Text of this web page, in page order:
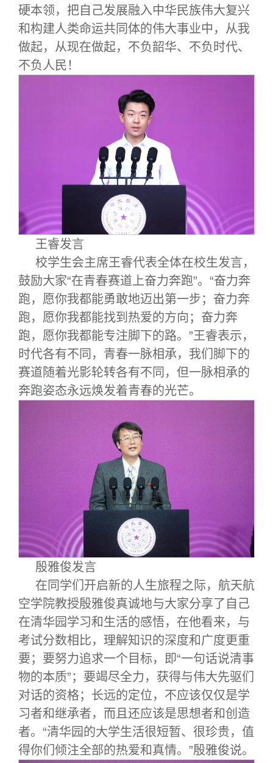
硬本领，把自己发展融入中华民族伟大复兴
和构建人类命运共同体的伟大事业中，从我
做起，从现在做起，不负韶华、不负时代、
不负人民！
王睿发言
校学生会主席王睿代表全体在校生发言，
鼓励大家“在青春赛道上奋力奔跑”。“奋力奔
跑，愿你我都能勇敢地迈出第一步；奋力奔
跑，愿你我都能找到热爱的方向；奋力奔
跑，愿你我都能专注脚下的路。”王睿表示，
时代各有不同，青春一脉相承，我们脚下的
赛道随着光影轮转各有不同，但一脉相承的
奔跑姿态永远焕发着青春的光芒。
殷雅俊发言
在同学们开启新的人生旅程之际，航天航
空学院教授殷雅俊真诚地与大家分享了自己
在清华园学习和生活的感悟，在他看来，与
考试分数相比，理解知识的深度和广度更重
要；要努力追求一个目标，即“一句话说清事
物的本质”；要竭尽全力，获得与伟大先驱们
对话的资格；长远的定位，不应该仅仅是学
习者和继承者，而且还应该是思想者和创造
者。“清华园的大学生活很短暂、很珍贵，值
得你们倾注全部的热爱和真情。”殷雅俊说。